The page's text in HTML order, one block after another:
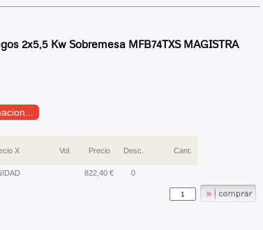
2x5,5 Kw Sobremesa MFB74TXS MAGISTRA
X Vol. Precio Desc. Cant.
822,40 € 0